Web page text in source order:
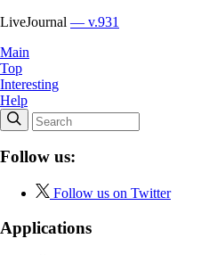
LiveJournal — v.931
Main
Top
Interesting
Help
Follow us:
Follow us on Twitter
Applications